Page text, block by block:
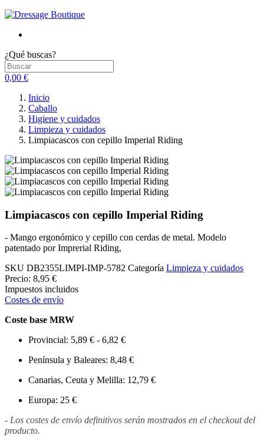
¿Qué buscas?
0,00 €
Inicio
Caballo
Higiene y cuidados
Limpieza y cuidados
Limpiacascos con cepillo Imperial Riding
Limpiacascos con cepillo Imperial Riding
- Mango ergonómico y cepillo con cerdas de metal. Modelo
patentado por Imprerial Riding,
SKU DB2355LIMPI-IMP-5782 Categoría Limpieza y cuidados
Precio: 8,95 €
Impuestos incluidos
Costes de envío
Coste base MRW
Provincial: 5,89 € - 6,82 €
Península y Baleares: 8,48 €
Canarias, Ceuta y Melilla: 12,79 €
Europa: 25 €
- Los costes de envío definitivos serán mostrados en el checkout del
producto.